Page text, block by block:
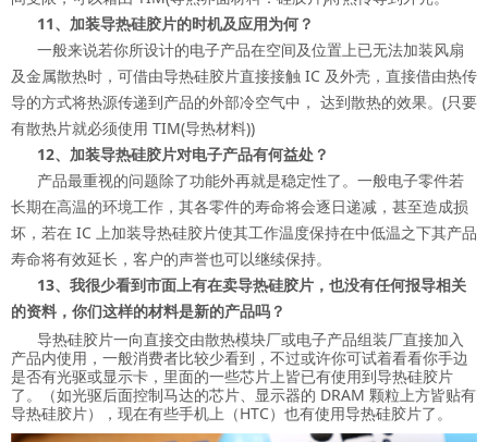
11、加装导热硅胶片的时机及应用为何？
一般来说若你所设计的电子产品在空间及位置上已无法加装风扇
及金属散热时，可借由导热硅胶片直接接触 IC 及外壳，直接借由热传
导的方式将热源传递到产品的外部冷空气中， 达到散热的效果。(只要
有散热片就必须使用 TIM(导热材料))
12、加装导热硅胶片对电子产品有何益处？
产品最重视的问题除了功能外再就是稳定性了。一般电子零件若
长期在高温的环境工作，其各零件的寿命将会逐日递减，甚至造成损
坏，若在 IC 上加装导热硅胶片使其工作温度保持在中低温之下其产品
寿命将有效延长，客户的声誉也可以继续保持。
13、我很少看到市面上有在卖导热硅胶片，也没有任何报导相关
的资料，你们这样的材料是新的产品吗？
导热硅胶片一向直接交由散热模块厂或电子产品组装厂直接加入
产品内使用，一般消费者比较少看到，不过或许你可试着看看你手边
是否有光驱或显示卡，里面的一些芯片上皆已有使用到导热硅胶片
了。（如光驱后面控制马达的芯片、显示器的 DRAM 颗粒上方皆贴有
导热硅胶片），现在有些手机上（HTC）也有使用导热硅胶片了。